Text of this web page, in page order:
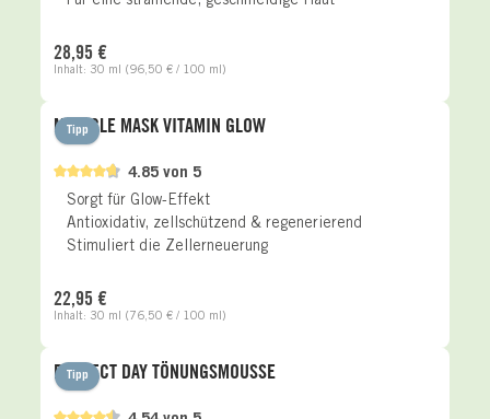
Inhalt: 30 ml (96,50 € / 100 ml)
28,95 €
Tipp
4.85 von 5
MIRACLE MASK VITAMIN GLOW
Sorgt für Glow-Effekt
Antioxidativ, zellschützend & regenerierend
Stimuliert die Zellerneuerung
Inhalt: 30 ml (76,50 € / 100 ml)
22,95 €
Tipp
PERFECT DAY TÖNUNGSMOUSSE